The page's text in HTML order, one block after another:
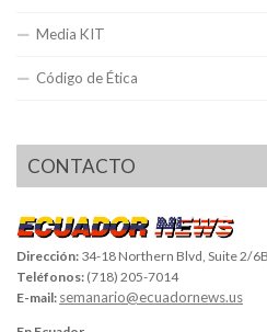
Media KIT
Código de Ética
CONTACTO
Dirección: 34-18 Northern Blvd, Suite 2/
Teléfonos: (718) 205-7014
E-mail: semanario@ecuadornews.us